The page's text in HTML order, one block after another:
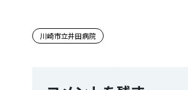
この記事のタグ
川崎市立井田病院